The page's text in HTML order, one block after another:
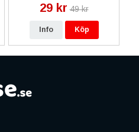
29 kr 49 kr
Info Köp